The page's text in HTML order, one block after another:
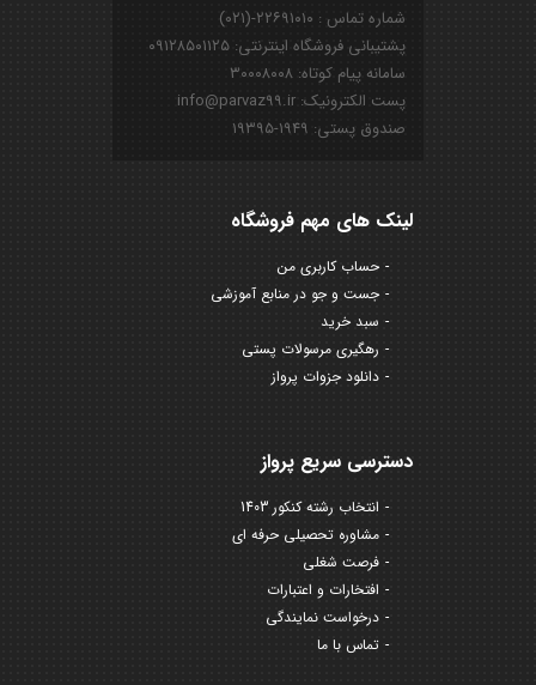
شماره تماس : ۲۲۶۹۱۰۱۰-(۰۲۱)
پشتیبانی فروشگاه اینترنتی: ۰۹۱۲۸۵۰۱۱۲۵
سامانه پیام کوتاه: ۳۰۰۰۸۰۰۸
پست الکترونیک: info@parvaz99.ir
صندوق پستی: ۱۹۴۹-۱۹۳۹۵
لینک های مهم فروشگاه
حساب کاربری من
جست و جو در منابع آموزشی
سبد خرید
رهگیری مرسولات پستی
دانلود جزوات پرواز
دسترسی سریع پرواز
انتخاب رشته کنکور 1403
مشاوره تحصیلی حرفه ای
فرصت شغلی
افتخارات و اعتبارات
درخواست نمایندگی
تماس با ما